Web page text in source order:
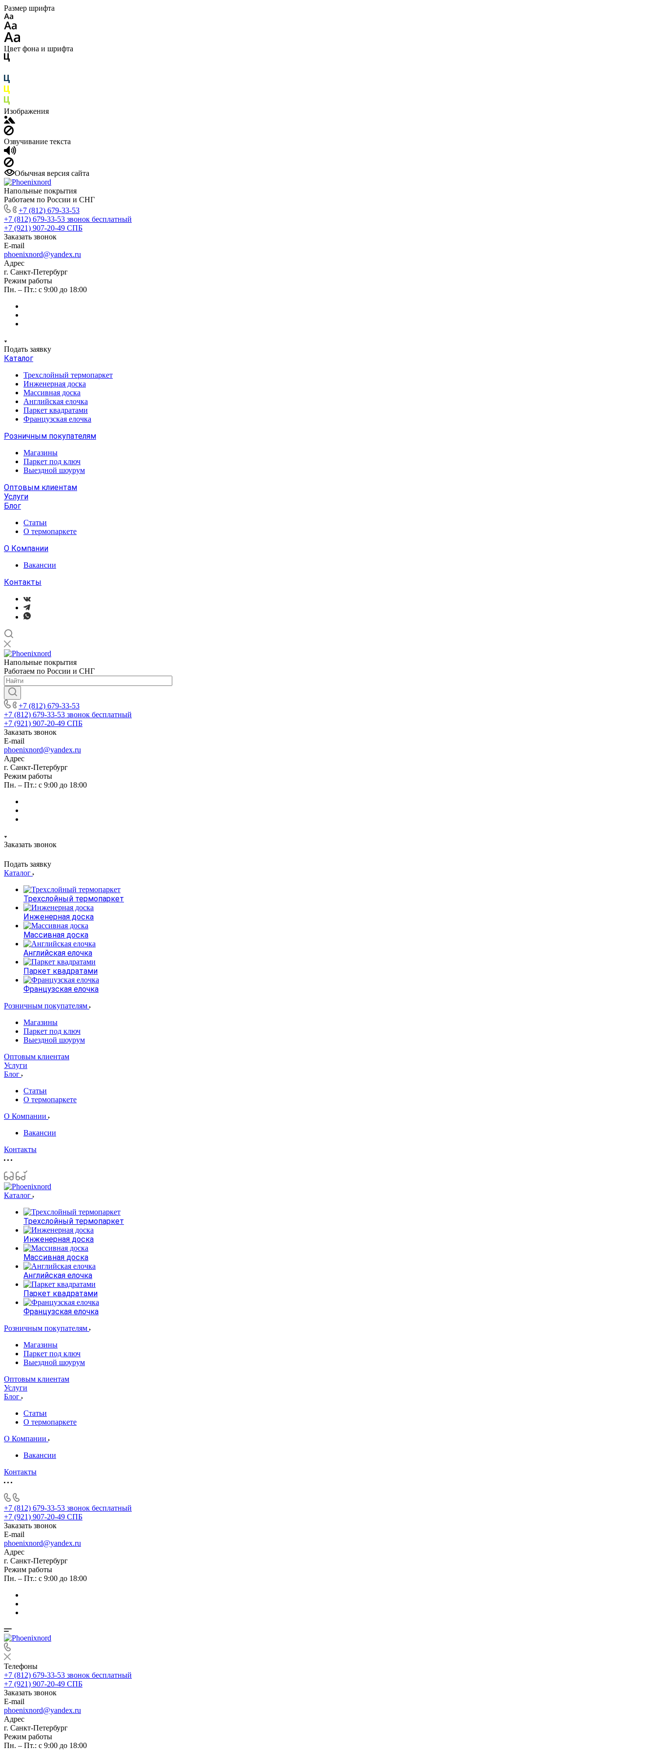
Размер шрифта
Цвет фона и шрифта
Изображения
Озвучивание текста
Обычная версия сайта
Напольные покрытия
Работаем по России и СНГ
+7 (812) 679-33-53
+7 (812) 679-33-53 звонок бесплатный
+7 (921) 907-20-49 СПБ
Заказать звонок
E-mail
phoenixnord@yandex.ru
Адрес
г. Санкт-Петербург
Режим работы
Пн. – Пт.: с 9:00 до 18:00
Подать заявку
Каталог
Трехслойный термопаркет
Инженерная доска
Массивная доска
Английская елочка
Паркет квадратами
Французская елочка
Розничным покупателям
Магазины
Паркет под ключ
Выездной шоурум
Оптовым клиентам
Услуги
Блог
Статьи
О термопаркете
О Компании
Вакансии
Контакты
Напольные покрытия
Работаем по России и СНГ
+7 (812) 679-33-53
+7 (812) 679-33-53 звонок бесплатный
+7 (921) 907-20-49 СПБ
Заказать звонок
E-mail
phoenixnord@yandex.ru
Адрес
г. Санкт-Петербург
Режим работы
Пн. – Пт.: с 9:00 до 18:00
Заказать звонок
Подать заявку
Каталог
Трехслойный термопаркет
Инженерная доска
Массивная доска
Английская елочка
Паркет квадратами
Французская елочка
Розничным покупателям
Магазины
Паркет под ключ
Выездной шоурум
Оптовым клиентам
Услуги
Блог
Статьи
О термопаркете
О Компании
Вакансии
Контакты
Каталог
Трехслойный термопаркет
Инженерная доска
Массивная доска
Английская елочка
Паркет квадратами
Французская елочка
Розничным покупателям
Магазины
Паркет под ключ
Выездной шоурум
Оптовым клиентам
Услуги
Блог
Статьи
О термопаркете
О Компании
Вакансии
Контакты
+7 (812) 679-33-53 звонок бесплатный
+7 (921) 907-20-49 СПБ
Заказать звонок
E-mail
phoenixnord@yandex.ru
Адрес
г. Санкт-Петербург
Режим работы
Пн. – Пт.: с 9:00 до 18:00
Телефоны
+7 (812) 679-33-53 звонок бесплатный
+7 (921) 907-20-49 СПБ
Заказать звонок
E-mail
phoenixnord@yandex.ru
Адрес
г. Санкт-Петербург
Режим работы
Пн. – Пт.: с 9:00 до 18:00